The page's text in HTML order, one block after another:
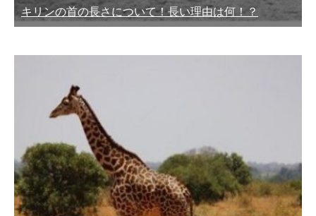
キリンの首の長さについて！長い理由は何！？